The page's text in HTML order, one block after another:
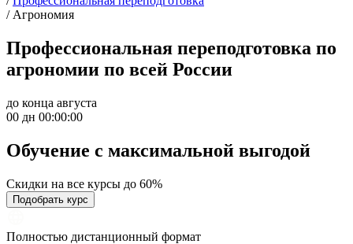
/ Агрономия
Профессиональная переподготовка по
агрономии по всей России
до конца августа
00 дн 00:00:00
Обучение с максимальной выгодой
Скидки на все курсы до 60%
Подобрать курс
Полностью дистанционный формат